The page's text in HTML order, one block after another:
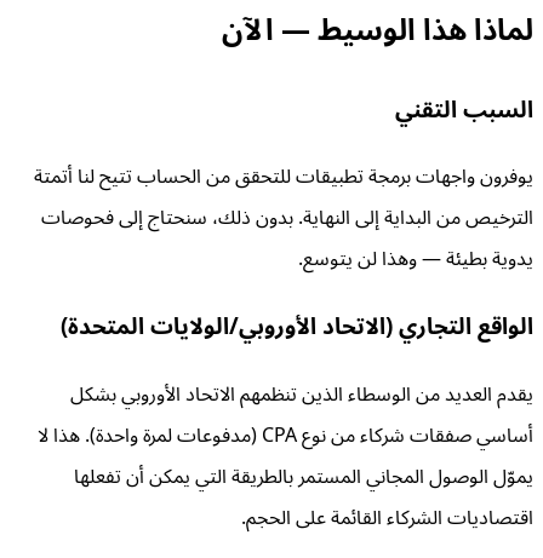
لماذا هذا الوسيط — الآن
السبب التقني
يوفرون واجهات برمجة تطبيقات للتحقق من الحساب تتيح لنا أتمتة
الترخيص من البداية إلى النهاية. بدون ذلك، سنحتاج إلى فحوصات
يدوية بطيئة — وهذا لن يتوسع.
الواقع التجاري (الاتحاد الأوروبي/الولايات المتحدة)
يقدم العديد من الوسطاء الذين تنظمهم الاتحاد الأوروبي بشكل
أساسي صفقات شركاء من نوع CPA (مدفوعات لمرة واحدة). هذا لا
يموّل الوصول المجاني المستمر بالطريقة التي يمكن أن تفعلها
اقتصاديات الشركاء القائمة على الحجم.